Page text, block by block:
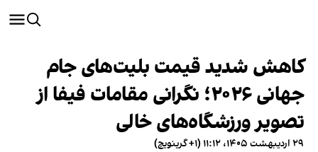
کاهش شدید قیمت بلیت‌های جام
جهانی ۲۰۲۶؛ نگرانی مقامات فیفا از
تصویر ورزشگاه‌های خالی
۲۹ اردیبهشت ۱۴۰۵، ۱۱:۱۲ (‎+۱ گرینویچ)